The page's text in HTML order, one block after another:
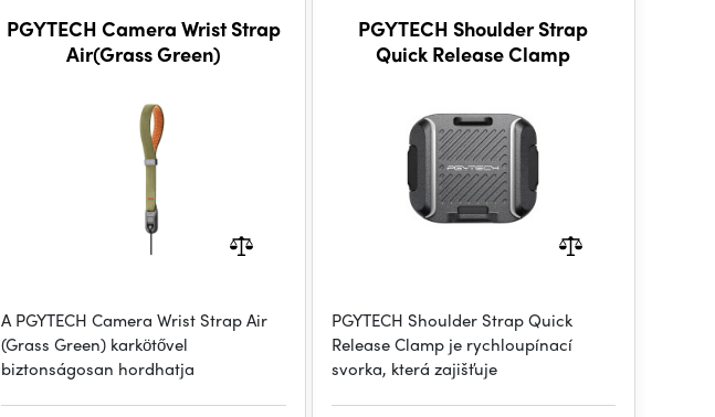
PGYTECH Camera Wrist Strap
Air(Grass Green)
A PGYTECH Camera Wrist Strap Air
(Grass Green) karkötővel
biztonságosan hordhatja
PGYTECH Shoulder Strap
Quick Release Clamp
PGYTECH Shoulder Strap Quick
Release Clamp je rychloupínací
svorka, která zajišťuje